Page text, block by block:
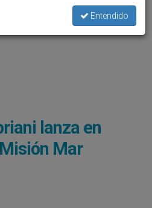
lanza en
Mar
Entendido